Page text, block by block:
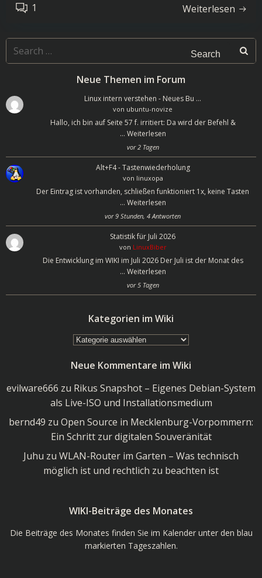
1 Weiterlesen
Search
for:
Neue Themen im Forum
Linux intern verstehen - Neues Bu …
von ubuntu-novize
Hallo, ich bin auf Seite 57 f. irritiert: Da wird der Befehl &
… Weiterlesen
vor 2 Tagen
Alt+F4 - Tastenwiederholung
von linuxopa
Der Eintrag ist vorhanden, schließen funktioniert 1x, keine Tasten
… Weiterlesen
vor 9 Stunden, 4 Antworten
Statistik für Juli 2026
von LinuxBiber
Die Entwicklung im WIKI im Juli 2026 Der Juli ist der Monat des
… Weiterlesen
vor 5 Tagen
Kategorien im Wiki
Kategorien
Wiki
Neue Kommentare im Wiki
evilware666 zu Rikus Snapshot – Eigenes Debian-System
als Live-ISO und Installationsmedium
bernd49 zu Open Source in Mecklenburg-Vorpommern:
Ein Schritt zur digitalen Souveränität
Juhu zu WLAN-Router im Garten – Was technisch
möglich ist und rechtlich zu beachten ist
WIKI-Beiträge des Monates
Die Beiträge des Monates finden Sie im Kalender unter den blau
markierten Tageszahlen.